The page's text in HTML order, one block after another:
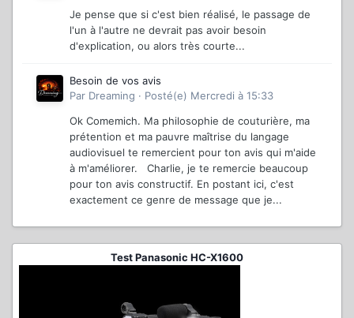
Je pense que si c'est bien réalisé, le passage de
l'un à l'autre ne devrait pas avoir besoin
d'explication, ou alors très courte...
Besoin de vos avis
Par Dreaming · Posté(e) Mercredi à 15:33
Ok Comemich. Ma philosophie de couturière, ma
prétention et ma pauvre maîtrise du langage
audiovisuel te remercient pour ton avis qui m'aide
à m'améliorer. Charlie, je te remercie beaucoup
pour ton avis constructif. En postant ici, c'est
exactement ce genre de message que je...
Test Panasonic HC-X1600